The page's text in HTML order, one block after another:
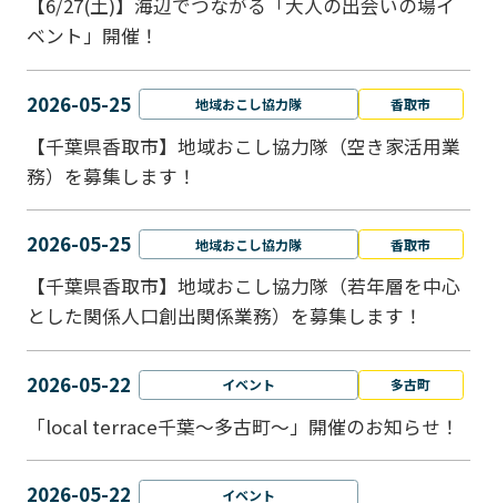
【6/27(土)】海辺でつながる「大人の出会いの場イ
ベント」開催！
2026-05-25 地域おこし協力隊 香取市
【千葉県香取市】地域おこし協力隊（空き家活用業
務）を募集します！
2026-05-25 地域おこし協力隊 香取市
【千葉県香取市】地域おこし協力隊（若年層を中心
とした関係人口創出関係業務）を募集します！
2026-05-22 イベント 多古町
「local terrace千葉～多古町～」開催のお知らせ！
2026-05-22 イベント